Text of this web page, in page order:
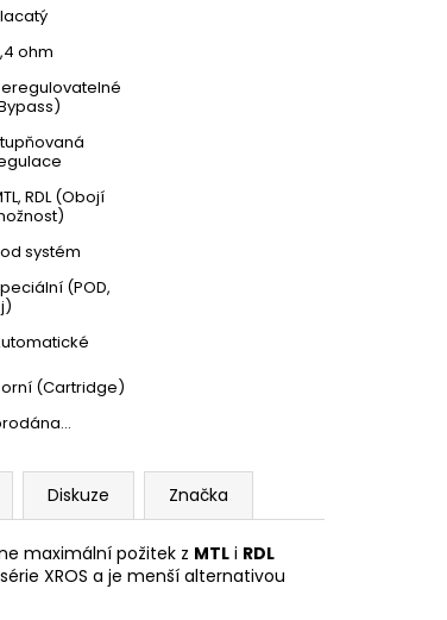
ohm
RDL (Obojí
systém
(POD,
(Cartridge)
Diskuze Značka
maximální požitek z MTL i RDL
XROS a je menší alternativou